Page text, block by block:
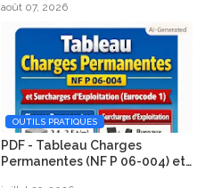
août 07, 2026
OUTILS PRATIQUES
PDF - Tableau Charges
Permanentes (NF P 06-004) et